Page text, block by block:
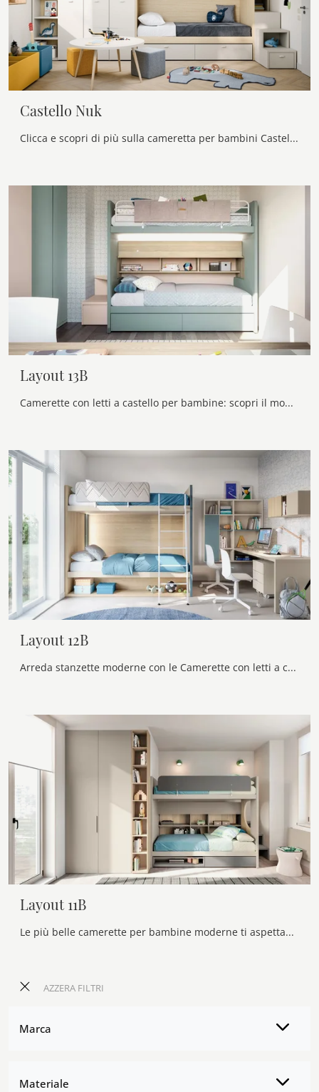
AZZERA FILTRI
Marca
Materiale
Castello Nuk
Clicca e scopri di più sulla cameretta per bambini Castello Nuk! Le Camerette con letti a castello Nidi ti attendono.
Layout 13B
Camerette con letti a castello per bambine: scopri il modello in melaminico Layout 13B di Doimo Cityline per stanzette moderne.
Layout 12B
Arreda stanzette moderne con le Camerette con letti a castello Doimo Cityline! Il modello Layout 12B in melaminico è per bambini.
Layout 11B
Le più belle camerette per bambine moderne ti aspettano! Scopri il modello Layout 11B di Doimo Cityline.